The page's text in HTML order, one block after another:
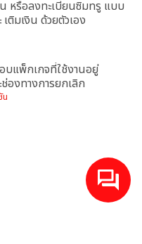
หรือลงทะเบียนซิมทรู แบบ
ติมเงิน ด้วยตัวเอง
บแพ็กเกจที่ใช้งานอยู่
องทางการยกเลิก
น